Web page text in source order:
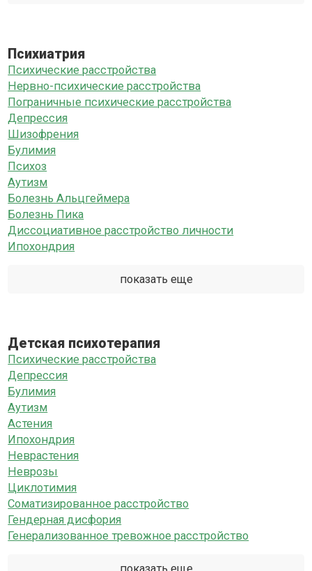
Психиатрия
Психические расстройства
Нервно-психические расстройства
Пограничные психические расстройства
Депрессия
Шизофрения
Булимия
Психоз
Аутизм
Болезнь Альцгеймера
Болезнь Пика
Диссоциативное расстройство личности
Ипохондрия
показать еще
Детская психотерапия
Психические расстройства
Депрессия
Булимия
Аутизм
Астения
Ипохондрия
Неврастения
Неврозы
Циклотимия
Соматизированное расстройство
Гендерная дисфория
Генерализованное тревожное расстройство
показать еще